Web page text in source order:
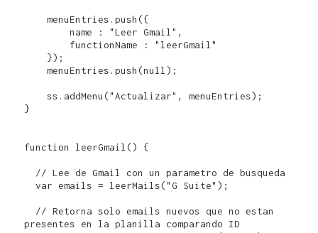
    menuEntries.push({
        name : "Leer Gmail",
    menuEntries.push(null);
    ss.addMenu("Actualizar", menuEntries);
}
function leerGmail() {
  var emails = leerMails("G Suite");
presentes en la planilla comparando ID